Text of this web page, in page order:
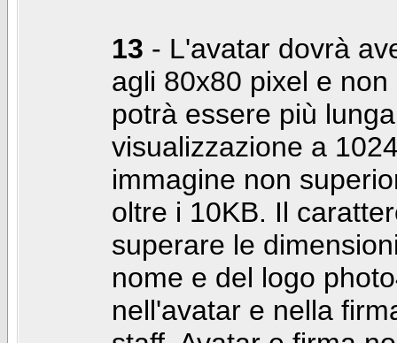
13 - L'avatar dovrà
agli 80x80 pixel e
potrà essere più
visualizzazione a
immagine non
oltre i 10KB. Il
superare le
nome e del logo
nell'avatar e nella